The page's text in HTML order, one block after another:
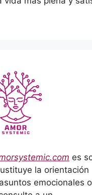
es
la orientación
emocionales o